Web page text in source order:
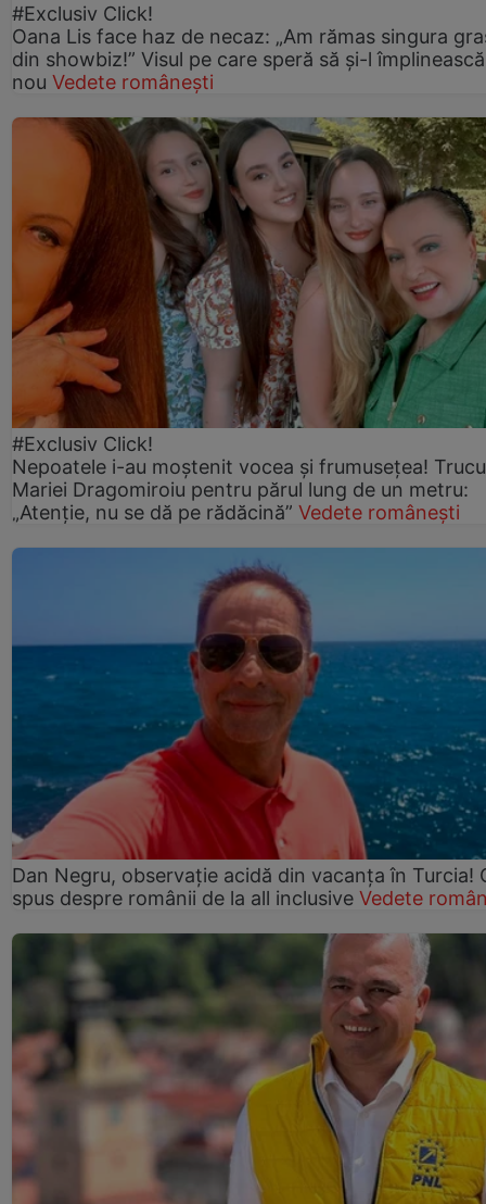
#Exclusiv Click!
Oana Lis face haz de necaz: „Am rămas singura
din showbiz!” Visul pe care speră să și-l
nou Vedete românești
#Exclusiv Click!
Nepoatele i-au moștenit vocea și frumusețea!
Mariei Dragomiroiu pentru părul lung de un metru:
„Atenție, nu se dă pe rădăcină” Vedete românești
Dan Negru, observație acidă din vacanța în Turcia!
spus despre românii de la all inclusive Vedete